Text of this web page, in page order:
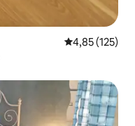
4,85 de uma
4,85 (125)